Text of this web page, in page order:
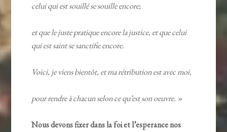
celui qui est souillé se souille encore;
et que le juste pratique encore la justice, et que celui
qui est saint se sanctifie encore.
Voici, je viens bientôt, et ma rétribution est avec moi,
pour rendre à chacun selon ce qu’est son oeuvre. »
Nous devons fixer dans la foi et l’esperance nos